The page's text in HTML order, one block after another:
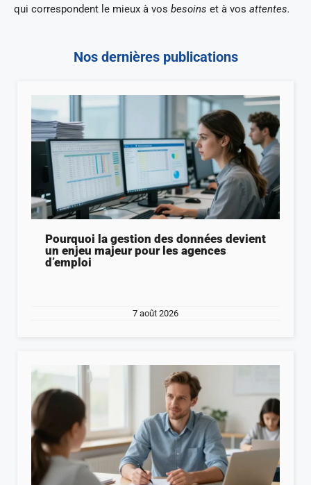
qui correspondent le mieux à vos besoins et à vos attentes.
Nos dernières publications
Pourquoi la gestion des données devient
un enjeu majeur pour les agences
d’emploi
7 août 2026